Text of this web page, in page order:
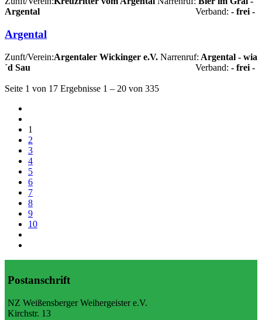
Argental
Verband: - frei -
Argental
Zunft/Verein:Argentaler Wickinger e.V. Narrenruf: Argental - wia
´d Sau
Verband: - frei -
Seite 1 von 17 Ergebnisse 1 – 20 von 335
1
2
3
4
5
6
7
8
9
10
Postanschrift
NZ Weißensberger Weihergeister e.V.
Kirchstr. 13